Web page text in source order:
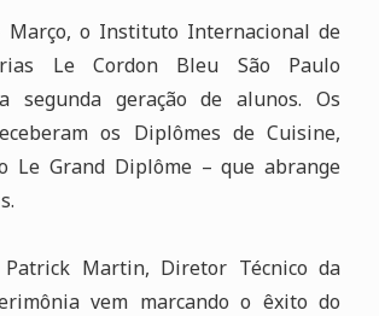
Março, o Instituto Internacional de
Le Cordon Bleu São Paulo
segunda geração de alunos. Os
os Diplômes de Cuisine,
Le Grand Diplôme – que abrange
Martin, Diretor Técnico da
vem marcando o êxito do